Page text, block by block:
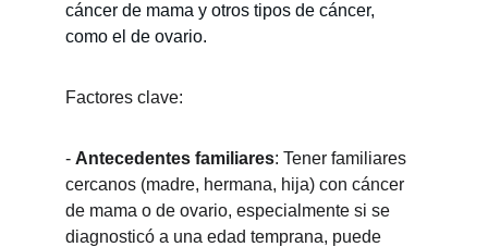
cáncer de mama y otros tipos de cáncer,
como el de ovario.
Factores clave:
- Antecedentes familiares: Tener familiares
cercanos (madre, hermana, hija) con cáncer
de mama o de ovario, especialmente si se
diagnosticó a una edad temprana, puede